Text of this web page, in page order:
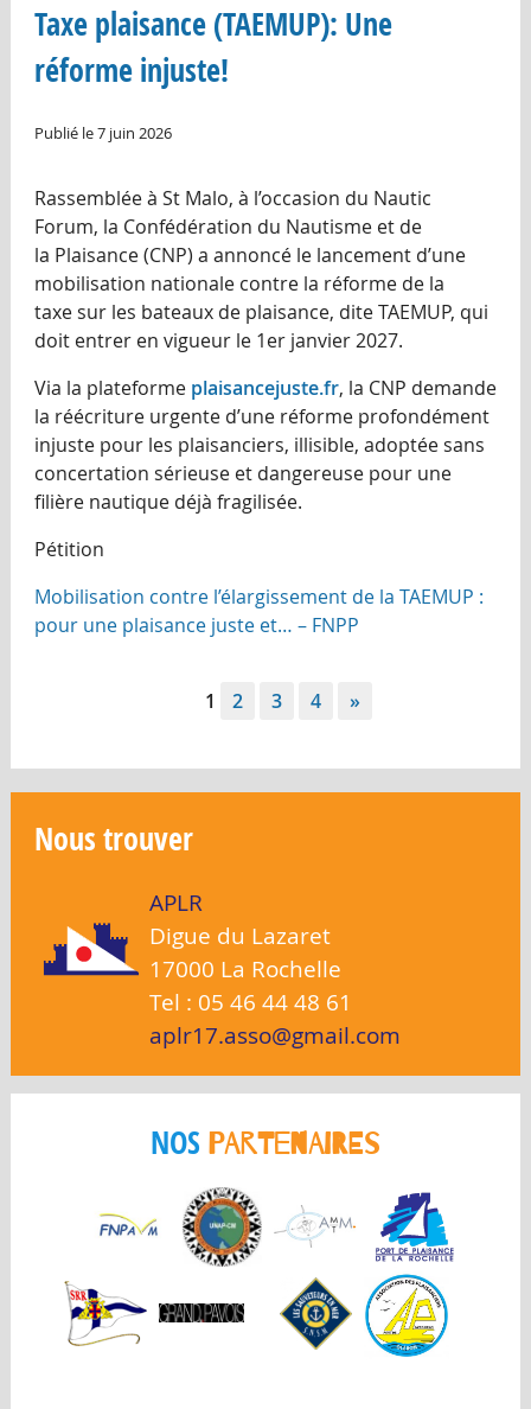
Taxe plaisance (TAEMUP): Une
réforme injuste!
Publié le 7 juin 2026
Rassemblée à St Malo, à l’occasion du Nautic
Forum, la Confédération du Nautisme et de
la Plaisance (CNP) a annoncé le lancement d’une
mobilisation nationale contre la réforme de la
taxe sur les bateaux de plaisance, dite TAEMUP, qui
doit entrer en vigueur le 1er janvier 2027.
Via la plateforme plaisancejuste.fr, la CNP demande
la réécriture urgente d’une réforme profondément
injuste pour les plaisanciers, illisible, adoptée sans
concertation sérieuse et dangereuse pour une
filière nautique déjà fragilisée.
Pétition
Mobilisation contre l’élargissement de la TAEMUP :
pour une plaisance juste et… – FNPP
1 2 3 4 »
Nous trouver
APLR
Digue du Lazaret
17000 La Rochelle
Tel : 05 46 44 48 61
aplr17.asso@gmail.com
NOS PARTENAIRES